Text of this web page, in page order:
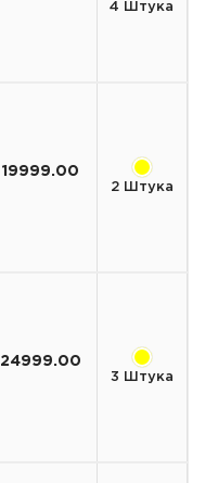
4 Штука
19999.00
2 Штука
24999.00
3 Штука